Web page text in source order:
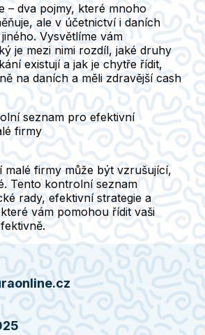
– dva pojmy, které mnoho
ale v účetnictví i daních
Vysvětlíme vám
je mezi nimi rozdíl, jaké druhy
existují a jak je chytře řídit,
na daních a měli zdravější cash
seznam pro efektivní
firmy
malé firmy může být vzrušující,
Tento kontrolní seznam
rady, efektivní strategie a
vám pomohou řídit vaši